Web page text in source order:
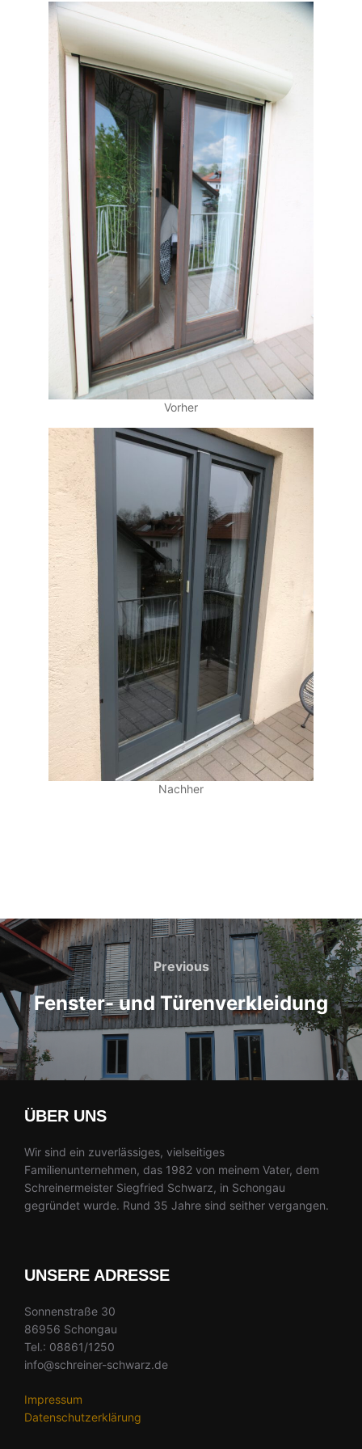
Vorher
Nachher
Beitragsnavigation
Previous
Previous
Fenster- und Türenverkleidung
ÜBER UNS
Wir sind ein zuverlässiges, vielseitiges
Familienunternehmen, das 1982 von meinem Vater, dem
Schreinermeister Siegfried Schwarz, in Schongau
gegründet wurde. Rund 35 Jahre sind seither vergangen.
UNSERE ADRESSE
Sonnenstraße 30
86956 Schongau
Tel.: 08861/1250
info@schreiner-schwarz.de
Impressum
Datenschutzerklärung